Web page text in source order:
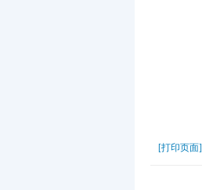
[打印页面]